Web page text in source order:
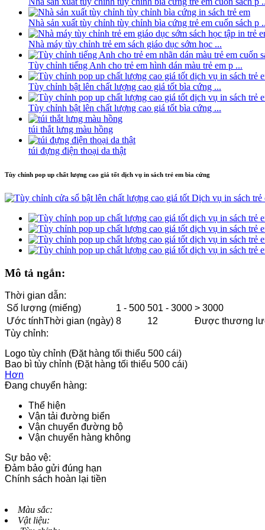
Nhà sản xuất tùy chỉnh tùy chỉnh bìa cứng trẻ em cuốn sách p
Nhà máy tùy chỉnh trẻ em sách giáo dục sớm học ...
Tùy chỉnh tiếng Anh cho trẻ em hình dán màu trẻ em p ...
Tùy chỉnh bật lên chất lượng cao giá tốt bìa cứng ...
Tùy chỉnh bật lên chất lượng cao giá tốt bìa cứng ...
túi thắt lưng màu hồng
túi đựng điện thoại da thật
Tùy chỉnh pop up chất lượng cao giá tốt dịch vụ in sách trẻ em bìa cứng
Mô tả ngắn:
Thời gian dẫn:
Số lượng (miếng)
1 - 500 501 - 3000 > 3000
Ước tínhThời gian (ngày) 8 12
Được thương
Tùy chỉnh:
Logo tùy chỉnh (Đặt hàng tối thiểu 500 cái)
Bao bì tùy chỉnh (Đặt hàng tối thiểu 500 cái)
Hơn
Đang chuyển hàng:
Thể hiện
Vận tải đường biển
Vận chuyển đường bộ
Vận chuyển hàng không
Sự bảo vệ:
Đảm bảo gửi đúng hạn
Chính sách hoàn lại tiền
Màu sắc:
Vật liệu: